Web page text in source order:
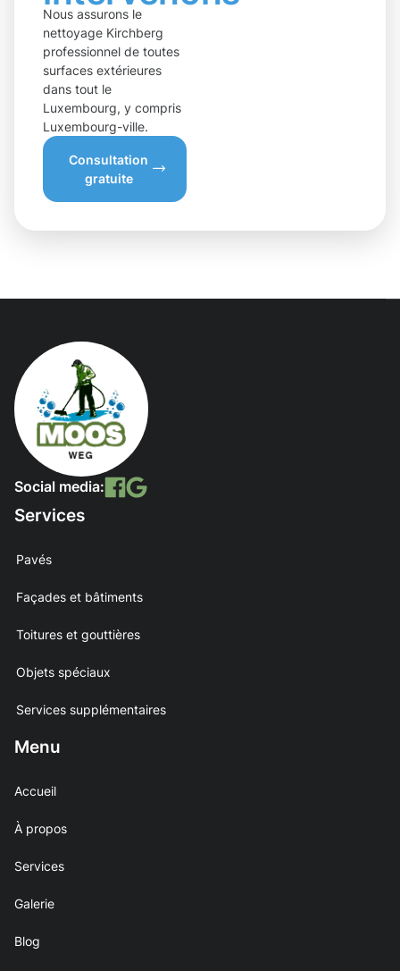
Nous assurons le
nettoyage Kirchberg
professionnel de toutes
surfaces extérieures
dans tout le
Luxembourg, y compris
Luxembourg-ville.
Consultation
gratuite
Social media:
Services
Pavés
Façades et bâtiments
Toitures et gouttières
Objets spéciaux
Services supplémentaires
Menu
Accueil
À propos
Services
Galerie
Blog